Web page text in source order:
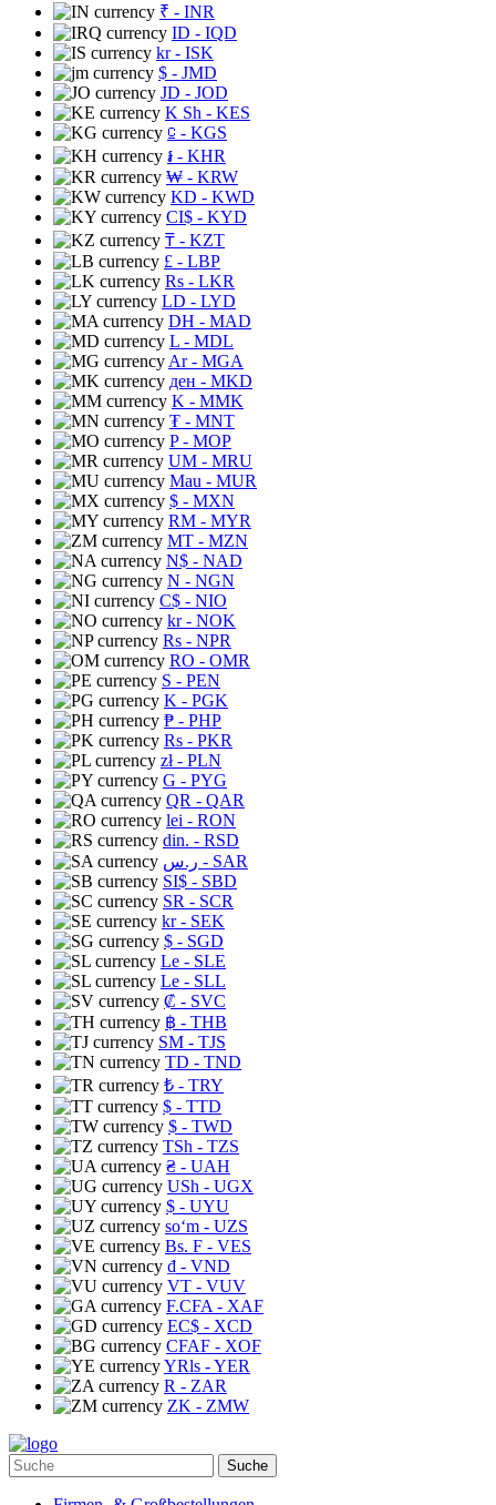
₹ - INR
ID - IQD
kr- ISK
$ - JMD
JD - JOD
K Sh - KES
⃀ - KGS
៛ - KHR
₩ - KRW
KD - KWD
CI$ - KYD
₸ - KZT
£ - LBP
Rs - LKR
LD - LYD
DH - MAD
L - MDL
Ar- MGA
ден - MKD
K - MMK
₮ - MNT
P- MOP
UM - MRU
Mau - MUR
$ - MXN
RM - MYR
MT - MZN
N$ - NAD
N - NGN
C$ - NIO
kr- NOK
Rs - NPR
RO - OMR
S - PEN
K - PGK
₱ - PHP
Rs - PKR
zł- PLN
G - PYG
QR - QAR
lei - RON
din. - RSD
ر.س - SAR
SI$ - SBD
SR - SCR
kr- SEK
$ - SGD
Le - SLE
Le - SLL
₡ - SVC
฿ - THB
ЅМ - TJS
TD - TND
₺ - TRY
$ - TTD
$ - TWD
TSh - TZS
₴ - UAH
USh - UGX
$ - UYU
soʻm - UZS
Bs. F - VES
₫ - VND
VT - VUV
F.CFA - XAF
EC$ - XCD
CFAF - XOF
YRls - YER
R - ZAR
ZK - ZMW
Suche